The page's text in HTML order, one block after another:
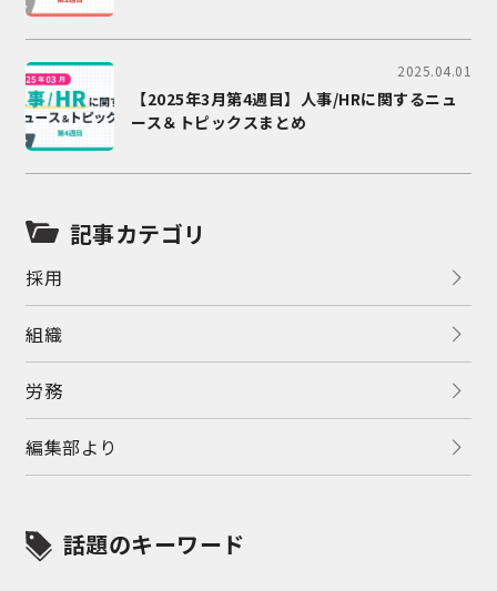
2025.04.01
【2025年3月第4週目】人事/HRに関するニュ
ース＆トピックスまとめ
記事カテゴリ
採用
組織
労務
編集部より
話題のキーワード